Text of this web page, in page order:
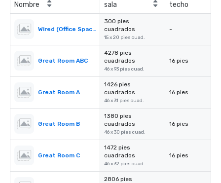
Nombre
sala
techo
Wired (Office Space)
300 pies
cuadrados
15 x 20 pies cuad.
-
Great Room ABC
4278 pies
cuadrados
46 x 93 pies cuad.
16 pies
Great Room A
1426 pies
cuadrados
46 x 31 pies cuad.
16 pies
Great Room B
1380 pies
cuadrados
46 x 30 pies cuad.
16 pies
Great Room C
1472 pies
cuadrados
46 x 32 pies cuad.
16 pies
2806 pies